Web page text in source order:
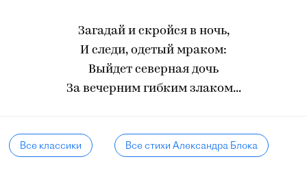
Загадай и скройся в ночь,
И следи, одетый мраком:
Выйдет северная дочь
За вечерним гибким злаком...
Все классики Все стихи Александра Блока